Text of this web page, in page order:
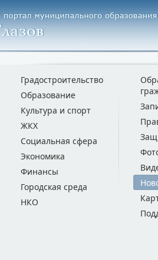
Градостроительство
Образование
Культура и спорт
ЖКХ
Социальная сфера
Экономика
Финансы
Городская среда
НКО